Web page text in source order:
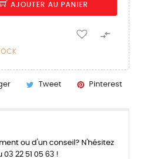
AJOUTER AU PANIER

Tweet Pinterest
ou d'un conseil? N'hésitez
22 51 05 63 !